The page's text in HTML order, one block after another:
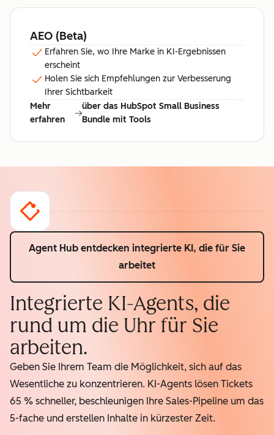
AEO (Beta)
Erfahren Sie, wo Ihre Marke in KI-Ergebnissen
erscheint
Holen Sie sich Empfehlungen zur Verbesserung
Ihrer Sichtbarkeit
Mehr
erfahren
über das HubSpot Small Business
Bundle mit Tools
Agent Hub entdecken integrierte KI, die für Sie
arbeitet
Integrierte KI-Agents, die
rund um die Uhr für Sie
arbeiten.
Geben Sie Ihrem Team die Möglichkeit, sich auf das
Wesentliche zu konzentrieren. KI-Agents lösen Tickets
65 % schneller, beschleunigen Ihre Sales-Pipeline um das
5-fache und erstellen Inhalte in kürzester Zeit.